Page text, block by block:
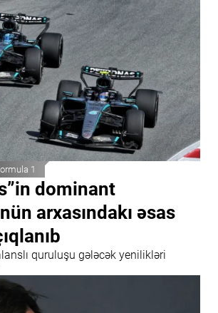
1
dominant
arxasındakı əsas
quruluşu gələcək yenilikləri